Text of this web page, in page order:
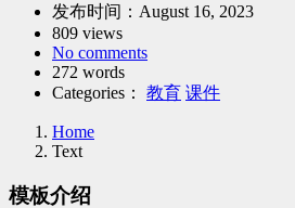
发布时间： August 16, 2023
809 views
No comments
272 words
Categories：
教育 课件
Home
Text
模板介绍